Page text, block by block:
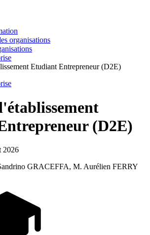
organisations
Etudiant Entrepreneur (D2E)
(D2E)
2026
GRACEFFA, M. Aurélien FERRY